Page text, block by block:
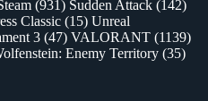
(931) Sudden Attack (142)
Classic (15) Unreal
3 (47) VALORANT (1139)
Enemy Territory (35)